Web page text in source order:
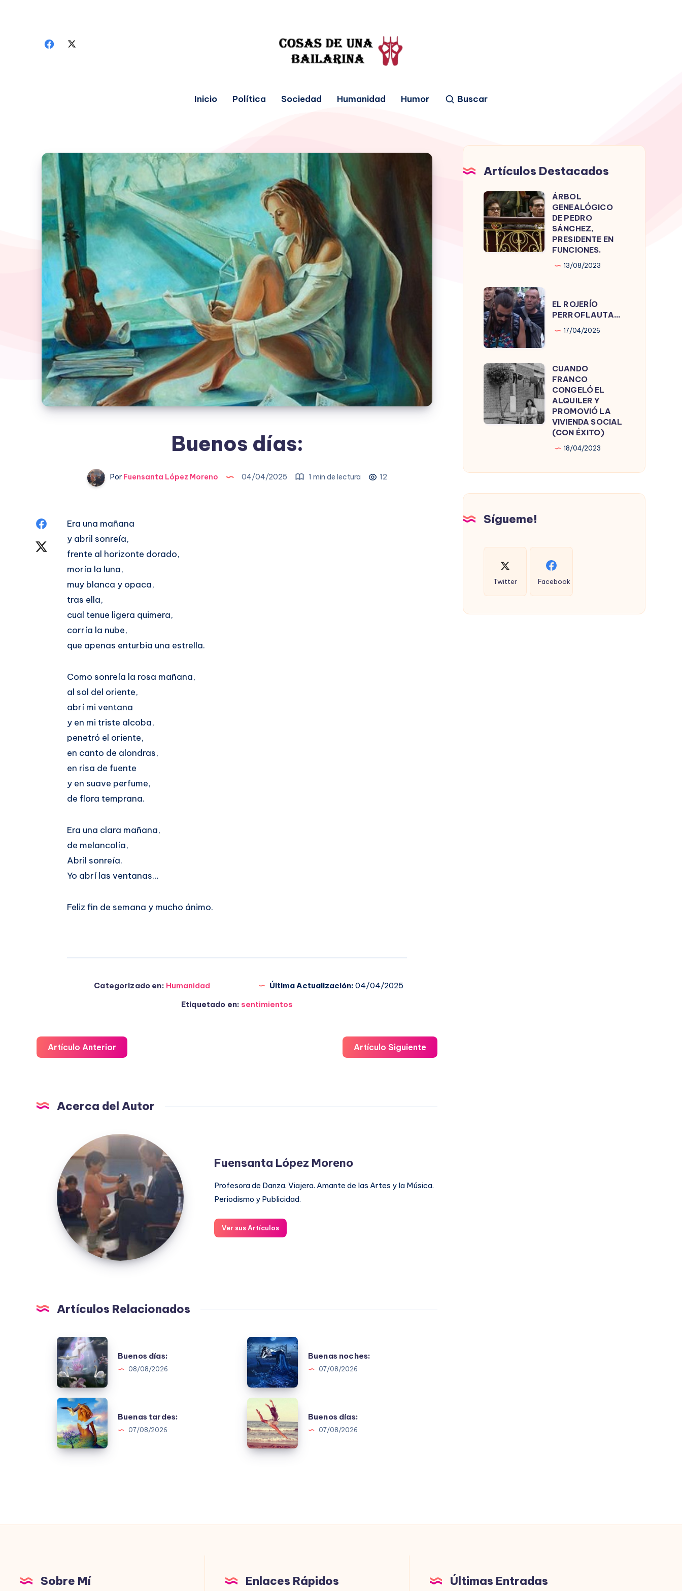
Inicio Política Sociedad Humanidad Humor Buscar
Buenos días:
PorFuensanta López Moreno 04/04/2025 1 min de lectura 12
Compartir
Facebook
Compartir
Twitter
Era una mañana
y abril sonreía,
frente al horizonte dorado,
moría la luna,
muy blanca y opaca,
tras ella,
cual tenue ligera quimera,
corría la nube,
que apenas enturbia una estrella.
Como sonreía la rosa mañana,
al sol del oriente,
abrí mi ventana
y en mi triste alcoba,
penetró el oriente,
en canto de alondras,
en risa de fuente
y en suave perfume,
de flora temprana.
Era una clara mañana,
de melancolía,
Abril sonreía.
Yo abrí las ventanas…
Feliz fin de semana y mucho ánimo.
Categorizado en: Humanidad Última Actualización: 04/04/2025
Etiquetado en: sentimientos
Artículo Anterior Artículo Siguiente
Acerca del Autor
Fuensanta
López
Moreno
Fuensanta López Moreno
Profesora de Danza. Viajera. Amante de las Artes y la Música.
Periodismo y Publicidad.
Ver sus Artículos
Artículos Relacionados
Buenos
días:
Buenos días:
08/08/2026
Buenas
noches:
Buenas noches:
07/08/2026
Buenas
tardes:
Buenas tardes:
07/08/2026
Buenos
días:
Buenos días:
07/08/2026
Artículos Destacados
ÁRBOL
GENEALÓGICO
DE
PEDRO
SÁNCHEZ,
FUNCIONES.
ÁRBOL
GENEALÓGICO
DE PEDRO
SÁNCHEZ,
PRESIDENTE EN
FUNCIONES.
13/08/2023
EL
ROJERÍO
PERROFLAUTA…
EL ROJERÍO
PERROFLAUTA…
17/04/2026
CUANDO
FRANCO
CONGELÓ
EL
ALQUILER
(CON
ÉXITO)
CUANDO
FRANCO
CONGELÓ EL
ALQUILER Y
PROMOVIÓ LA
VIVIENDA SOCIAL
(CON ÉXITO)
18/04/2023
Sígueme!
Twitter Facebook
Sobre Mí Enlaces Rápidos Últimas Entradas